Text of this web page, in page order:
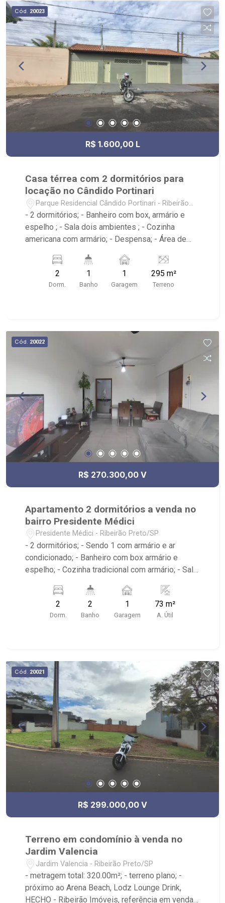
Cód. 20023
R$ 1.600,00 L
Casa térrea com 2 dormitórios para
locação no Cândido Portinari
Parque Residencial Cândido Portinari - Ribeirão
Preto/SP
- 2 dormitórios; - Banheiro com box, armário e
espelho ; - Sala dois ambientes ; - Cozinha
americana com armário; - Despensa; - Área de
Próximo A.P.Minelli de Souza Academia, DN
Panificadora e Mercearia, Alfa Suplementos
2
Dorm.
1
Banho
1
Garagem
295 m²
Terreno
Cód. 20022
R$ 270.300,00 V
Apartamento 2 dormitórios a venda no
bairro Presidente Médici
Presidente Médici - Ribeirão Preto/SP
- 2 dormitórios; - Sendo 1 com armário e ar
condicionado; - Banheiro com box armário e
espelho; - Cozinha tradicional com armário; - Sala
elevador; - Sacada; - Próximo ao jotta burguer,
Panificadora Vó Luzia, 3Fit Ribeirão Preto Luzia,
Telepizza mineiro;
2
Dorm.
2
Banho
1
Garagem
73 m²
A. Útil
Cód. 20021
R$ 299.000,00 V
Terreno em condomínio à venda no
Jardim Valencia
Jardim Valencia - Ribeirão Preto/SP
- metragem total: 320.00m²; - terreno plano; -
próximo ao Arena Beach, Lodz Lounge Drink,
HECHO - Ribeirão Imóveis, referência em venda,